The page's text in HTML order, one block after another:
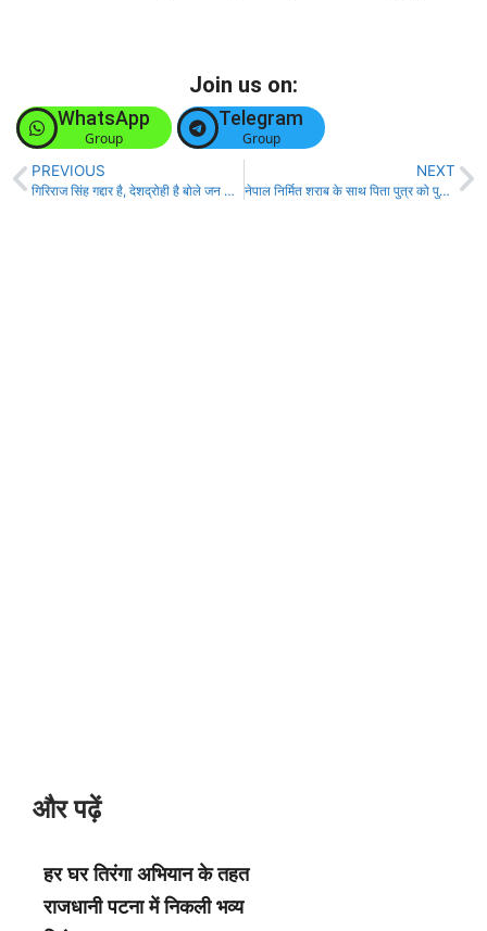
Join us on:
WhatsApp
Group
Telegram
Group
PREVIOUS
गिरिराज सिंह गद्दार है, देशद्रोही है बोले जन सूराज के राष्ट्रीय अध्यक्ष उदय सिंह!
NEXT
नेपाल निर्मित शराब के साथ पिता पुत्र को पुलिस ने किया गिरफ्तार!
और पढ़ें
हर घर तिरंगा अभियान के तहत
राजधानी पटना में निकली भव्य